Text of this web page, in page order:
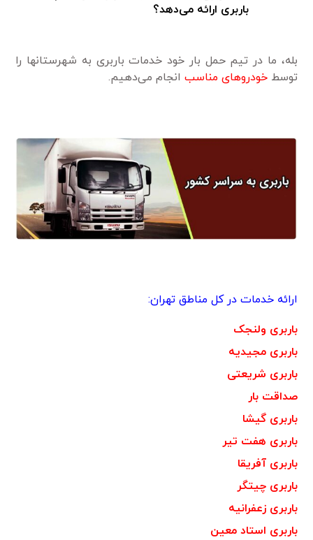
باربری ارائه می‌دهد؟
بله، ما در تیم حمل بار خود خدمات باربری به شهرستانها را
توسطخودروهای مناسب انجام می‌دهیم.
ارائه خدمات در کل مناطق تهران:
باربری ولنجک
باربری مجیدیه
باربری شریعتی
صداقت بار
باربری گیشا
باربری هفت تیر
باربری آفریقا
باربری چیتگر
باربری زعفرانیه
باربری استاد معین